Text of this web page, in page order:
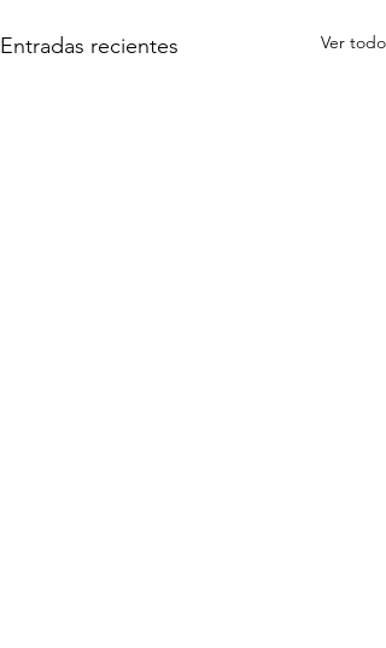
Entradas recientes Ver todo